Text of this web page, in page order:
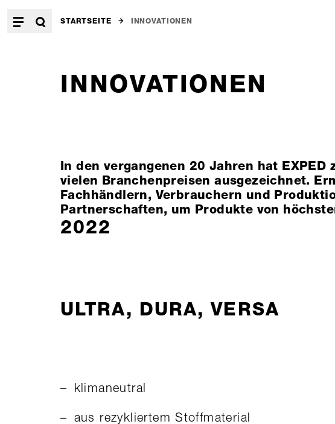
STARTSEITE INNOVATIONEN
INNOVATIONEN
In den vergangenen 20 Jahren hat
vielen Branchenpreisen ausgezeichnet.
Fachhändlern, Verbrauchern und
Partnerschaften, um Produkte von
2022
ULTRA, DURA, VERSA
klimaneutral
aus rezykliertem Stoffmaterial